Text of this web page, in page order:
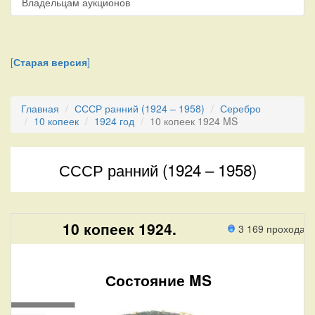
[Старая версия]
Главная СССР ранний (1924 – 1958)
Серебро
10 копеек
1924 год 10 копеек 1924 MS
СССР ранний (1924 – 1958)
3 169 прохода
10 копеек 1924.
Состояние MS